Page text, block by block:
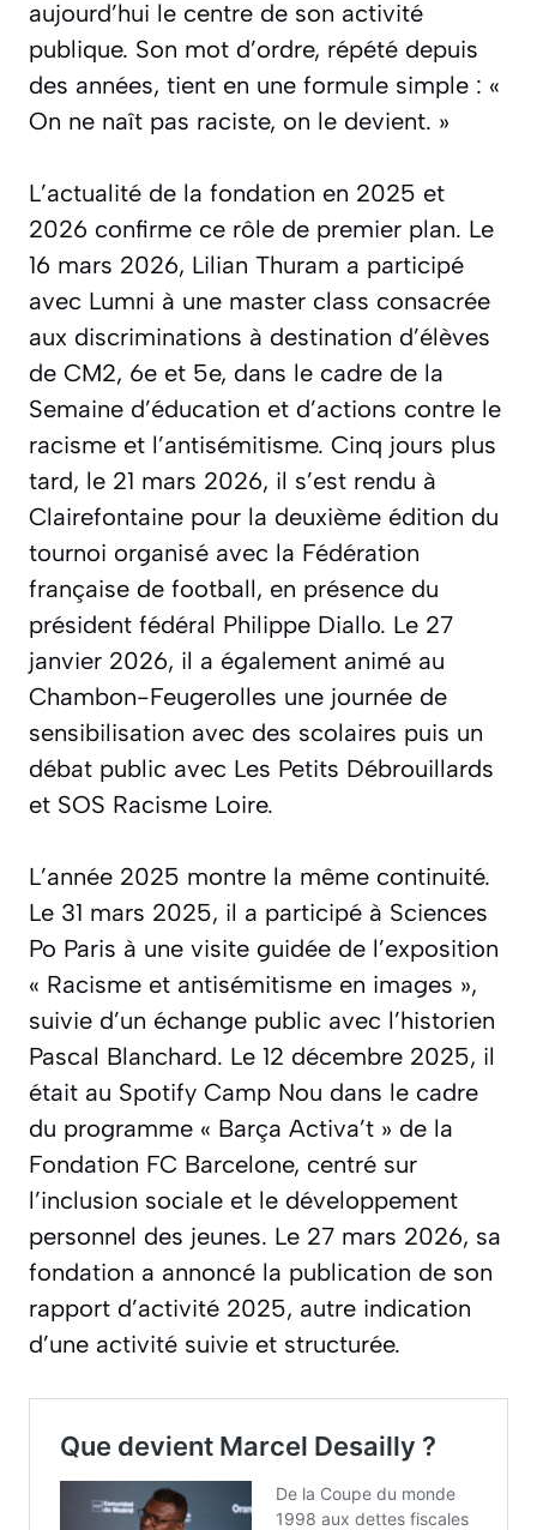
aujourd’hui le centre de son activité
publique. Son mot d’ordre, répété depuis
des années, tient en une formule simple : «
On ne naît pas raciste, on le devient. »
L’actualité de la fondation en 2025 et
2026 confirme ce rôle de premier plan. Le
16 mars 2026, Lilian Thuram a participé
avec Lumni à une master class consacrée
aux discriminations à destination d’élèves
de CM2, 6e et 5e, dans le cadre de la
Semaine d’éducation et d’actions contre le
racisme et l’antisémitisme. Cinq jours plus
tard, le 21 mars 2026, il s’est rendu à
Clairefontaine pour la deuxième édition du
tournoi organisé avec la Fédération
française de football, en présence du
président fédéral Philippe Diallo. Le 27
janvier 2026, il a également animé au
Chambon-Feugerolles une journée de
sensibilisation avec des scolaires puis un
débat public avec Les Petits Débrouillards
et SOS Racisme Loire.
L’année 2025 montre la même continuité.
Le 31 mars 2025, il a participé à Sciences
Po Paris à une visite guidée de l’exposition
« Racisme et antisémitisme en images »,
suivie d’un échange public avec l’historien
Pascal Blanchard. Le 12 décembre 2025, il
était au Spotify Camp Nou dans le cadre
du programme « Barça Activa’t » de la
Fondation FC Barcelone, centré sur
l’inclusion sociale et le développement
personnel des jeunes. Le 27 mars 2026, sa
fondation a annoncé la publication de son
rapport d’activité 2025, autre indication
d’une activité suivie et structurée.